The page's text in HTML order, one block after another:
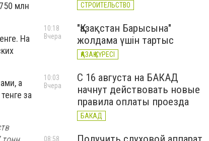
млн
На
а
за
СТРОИТЕЛЬСТВО
"Қазақстан Барысына"
жолдама үшін тартыс
ҚАЗАҚ КҮРЕСІ
10:18
Вчера
С 16 августа на БАКАД
начнут действовать новые
правила оплаты проезда
БАКАД
10:03
Вчера
08:58